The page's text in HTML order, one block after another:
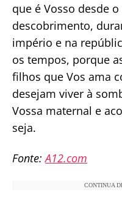
que é Vosso desde
descobrimento,
império e na
os tempos, porque
filhos que Vos ama
desejam viver à
Vossa maternal e
seja.
Fonte:A12.com
CONTINUA